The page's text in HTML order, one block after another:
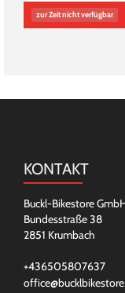
zur Zeit nicht verfügbar
KONTAKT
Buckl-Bikestore
Bundesstraße 38
2851 Krumbach
+436505807637